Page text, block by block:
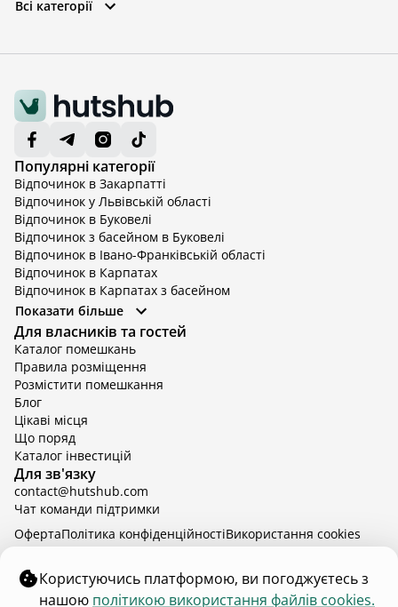
Всі категорії
Популярні категорії
Відпочинок в Закарпатті
Відпочинок у Львівській області
Відпочинок в Буковелі
Відпочинок з басейном в Буковелі
Відпочинок в Івано-Франківській області
Відпочинок в Карпатах
Відпочинок в Карпатах з басейном
Відпочинок в Київській області
Відпочинок в Київській області з басейном
Відпочинок в Тернопільській області
Відпочинок у Вінницькій області
Відпочинок в Яремче
Відпочинок у Львівській області з басейном
Відпочинок з басейном в Тернопільській області
Показати більше
Для власників та гостей
Каталог помешкань
Правила розміщення
Розмістити помешкання
Блог
Цікаві місця
Що поряд
Каталог інвестицій
Для зв'язку
contact@hutshub.com
Чат команди підтримки
hutshub | ©2026
ОфертаПолітика конфіденційностіBикористання cookies
Користуючись платформою, ви погоджуєтесь з
нашою політикою використання файлів cookies.